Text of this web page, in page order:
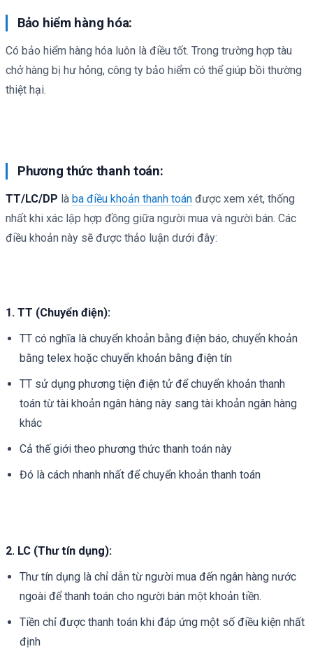
Bảo hiểm hàng hóa:
Có bảo hiểm hàng hóa luôn là điều tốt. Trong trường hợp tàu
chở hàng bị hư hỏng, công ty bảo hiểm có thể giúp bồi thường
thiệt hại.
Phương thức thanh toán:
TT/LC/DP là ba điều khoản thanh toán được xem xét, thống
nhất khi xác lập hợp đồng giữa người mua và người bán. Các
điều khoản này sẽ được thảo luận dưới đây:
1. TT (Chuyển điện):
TT có nghĩa là chuyển khoản bằng điện báo, chuyển khoản
bằng telex hoặc chuyển khoản bằng điện tín
TT sử dụng phương tiện điện tử để chuyển khoản thanh
toán từ tài khoản ngân hàng này sang tài khoản ngân hàng
khác
Cả thế giới theo phương thức thanh toán này
Đó là cách nhanh nhất để chuyển khoản thanh toán
2. LC (Thư tín dụng):
Thư tín dụng là chỉ dẫn từ người mua đến ngân hàng nước
ngoài để thanh toán cho người bán một khoản tiền.
Tiền chỉ được thanh toán khi đáp ứng một số điều kiện nhất
định